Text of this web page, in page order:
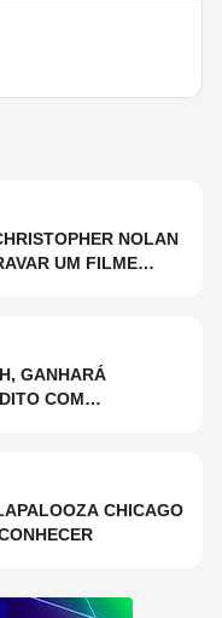
NOLAN
UM FILME
GANHARÁ
COM
CHICAGO